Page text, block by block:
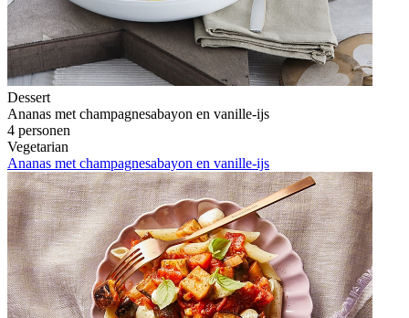
Dessert
Ananas met champagnesabayon en vanille-ijs
4 personen
Vegetarian
Ananas met champagnesabayon en vanille-ijs